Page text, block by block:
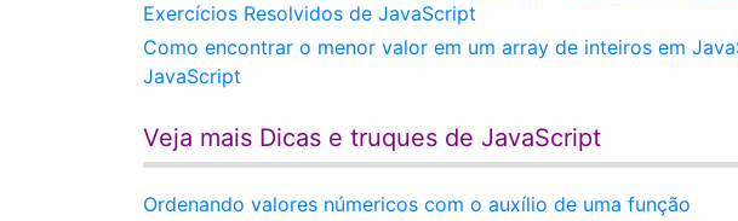
Exercícios Resolvidos de JavaScript
Como encontrar o menor valor em um array de inteiros em
JavaScript
Veja mais Dicas e truques de JavaScript
Ordenando valores númericos com o auxílio de uma função